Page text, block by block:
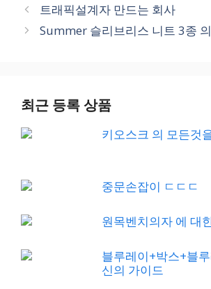
트래픽설계자 만드는 회사
Summer 슬리브리스 니트 3종
최근 등록 상품
키오스크 의 모든것
중문손잡이 ㄷㄷㄷ
원목벤치의자 에 대
블루레이+박스+블
신의 가이드